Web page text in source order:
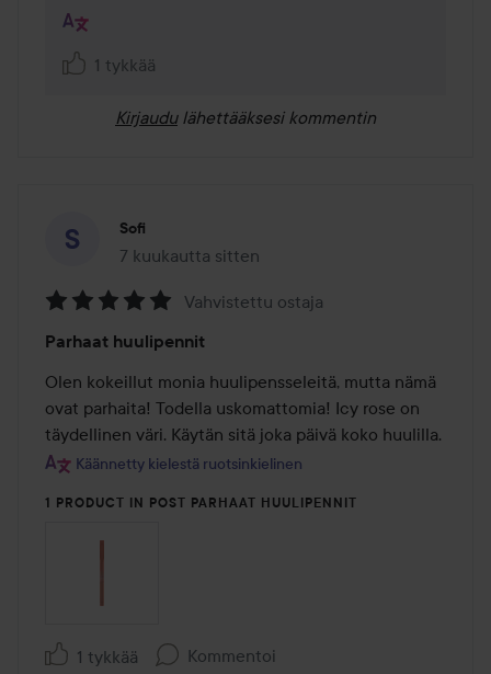
1 tykkää
Kirjaudu lähettääksesi kommentin
Sofi
7 kuukautta sitten
Viesti luotiin 7 kuukautta sitten
5
/
5
Vahvistettu ostaja
Parhaat huulipennit
Olen kokeillut monia huulipensseleitä, mutta nämä
ovat parhaita! Todella uskomattomia! Icy rose on
täydellinen väri. Käytän sitä joka päivä koko huulilla.
Käännetty kielestä ruotsinkielinen
1 PRODUCT IN POST PARHAAT HUULIPENNIT
1 tykkää Kommentoi